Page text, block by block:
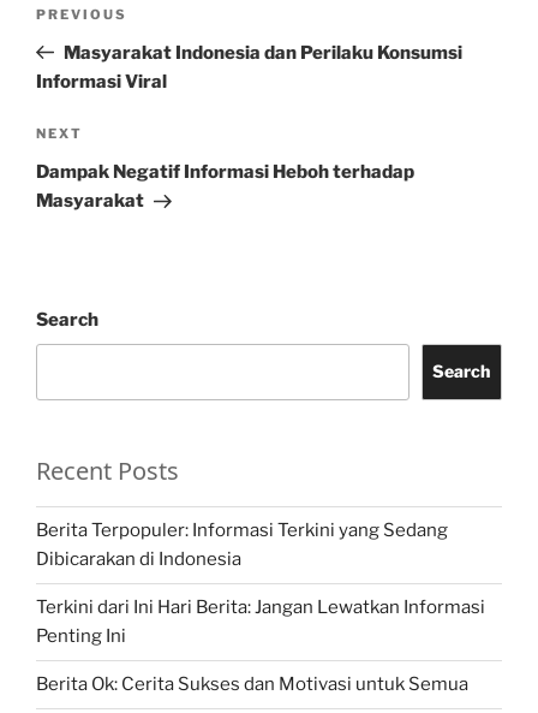
Previous
Post
PREVIOUS
Masyarakat Indonesia dan Perilaku Konsumsi
Informasi Viral
Next
Post
NEXT
Dampak Negatif Informasi Heboh terhadap
Masyarakat
Search
Search
Recent Posts
Berita Terpopuler: Informasi Terkini yang Sedang
Dibicarakan di Indonesia
Terkini dari Ini Hari Berita: Jangan Lewatkan Informasi
Penting Ini
Berita Ok: Cerita Sukses dan Motivasi untuk Semua